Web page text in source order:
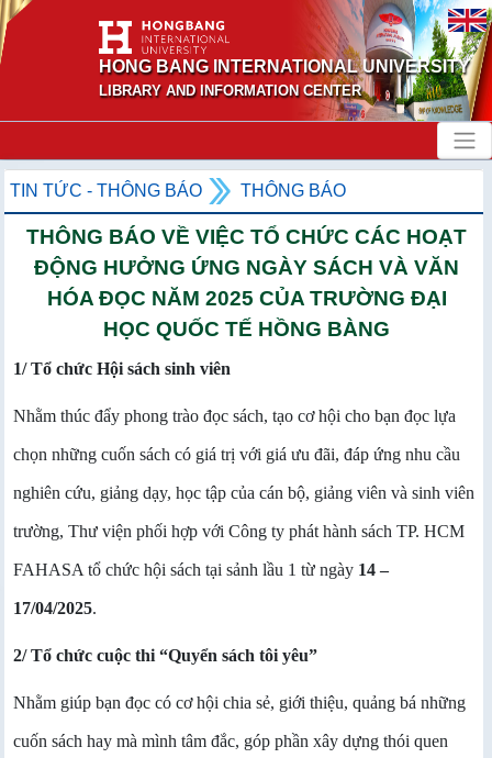
HONG BANG INTERNATIONAL UNIVERSITY
LIBRARY AND INFORMATION CENTER
TIN TỨC - THÔNG BÁO THÔNG BÁO
THÔNG BÁO VỀ VIỆC TỔ CHỨC CÁC HOẠT
ĐỘNG HƯỞNG ỨNG NGÀY SÁCH VÀ VĂN
HÓA ĐỌC NĂM 2025 CỦA TRƯỜNG ĐẠI
HỌC QUỐC TẾ HỒNG BÀNG
1/ Tổ chức Hội sách sinh viên
Nhằm thúc đẩy phong trào đọc sách, tạo cơ hội cho bạn đọc lựa
chọn những cuốn sách có giá trị với giá ưu đãi, đáp ứng nhu cầu
nghiên cứu, giảng dạy, học tập của cán bộ, giảng viên và sinh viên
trường, Thư viện phối hợp với Công ty phát hành sách TP. HCM
FAHASA tổ chức hội sách tại sảnh lầu 1 từ ngày 14 –
17/04/2025.
2/ Tổ chức cuộc thi “Quyển sách tôi yêu”
Nhằm giúp bạn đọc có cơ hội chia sẻ, giới thiệu, quảng bá những
cuốn sách hay mà mình tâm đắc, góp phần xây dựng thói quen